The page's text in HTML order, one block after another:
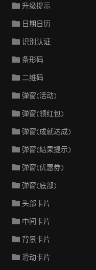
升级提示
日期日历
识别认证
条形码
二维码
弹窗(活动)
弹窗(领红包)
弹窗(成就达成)
弹窗(结果提示)
弹窗(优惠券)
弹窗(底部)
头部卡片
中间卡片
背景卡片
滑动卡片